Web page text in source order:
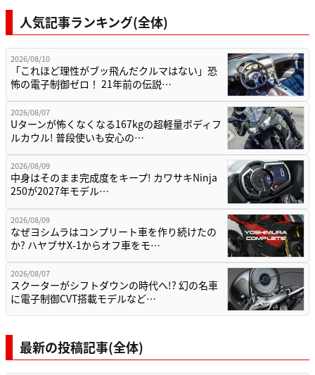
人気記事ランキング(全体)
2026/08/10
「これほど理性がブッ飛んだクルマはない」恐
怖の電子制御ゼロ！ 21年前の伝説…
2026/08/07
Uターンが怖くなくなる167kgの超軽量ボディフ
ルカウル! 普段使いも安心の…
2026/08/09
中身はそのまま完成度をキープ! カワサキNinja
250が2027年モデル…
2026/08/09
なぜヨシムラはコンプリート車を作り続けたの
か? ハヤブサX-1からオフ車をモ…
2026/08/07
スクーターがシフトダウンの時代へ!? 幻の名車
に電子制御CVT搭載モデルなど…
最新の投稿記事(全体)